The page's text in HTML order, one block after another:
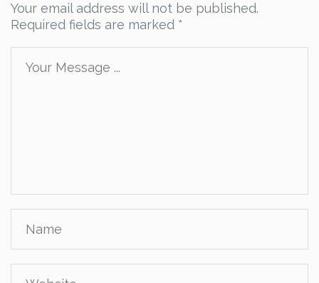
Your email address will not be published.
Required fields are marked *